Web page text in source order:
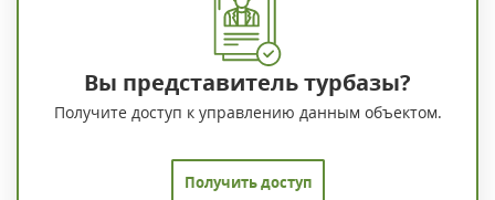
Вы представитель турбазы?
Получите доступ к управлению данным объектом.
Получить доступ